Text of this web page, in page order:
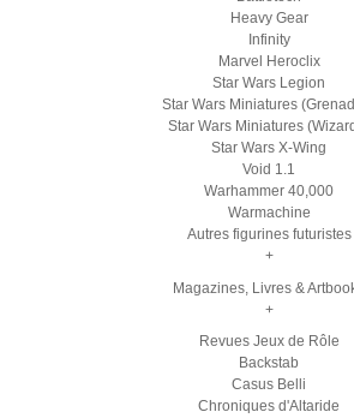
Heavy Gear
Infinity
Marvel Heroclix
Star Wars Legion
Star Wars Miniatures
Star Wars Miniatures
Star Wars X-Wing
Void 1.1
Warhammer 40,000
Warmachine
Autres figurines futuristes
+
Magazines, Livres &
+
Revues Jeux de Rôle
Backstab
Casus Belli
Chroniques d'Altaride